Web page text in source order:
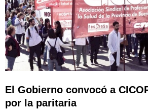
El Gobierno convocó a
por la paritaria